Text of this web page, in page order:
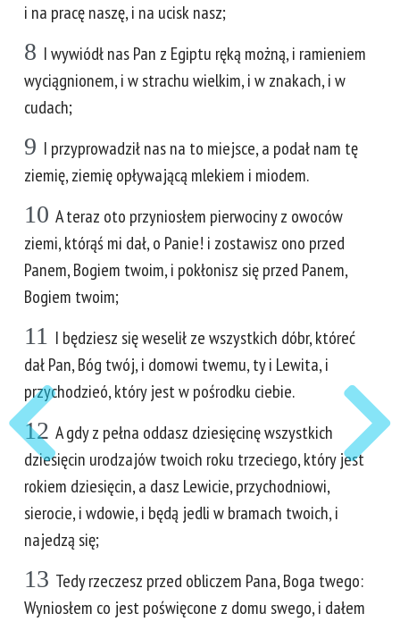
i na pracę naszę, i na ucisk nasz;
8 I wywiódł nas Pan z Egiptu ręką możną, i ramieniem
wyciągnionem, i w strachu wielkim, i w znakach, i w
cudach;
9 I przyprowadził nas na to miejsce, a podał nam tę
ziemię, ziemię opływającą mlekiem i miodem.
10 A teraz oto przyniosłem pierwociny z owoców
ziemi, którąś mi dał, o Panie! i zostawisz ono przed
Panem, Bogiem twoim, i pokłonisz się przed Panem,
Bogiem twoim;
11 I będziesz się weselił ze wszystkich dóbr, któreć
dał Pan, Bóg twój, i domowi twemu, ty i Lewita, i
przychodzieó, który jest w pośrodku ciebie.
12 A gdy z pełna oddasz dziesięcinę wszystkich
dziesięcin urodzajów twoich roku trzeciego, który jest
rokiem dziesięcin, a dasz Lewicie, przychodniowi,
sierocie, i wdowie, i będą jedli w bramach twoich, i
najedzą się;
13 Tedy rzeczesz przed obliczem Pana, Boga twego:
Wyniosłem co jest poświęcone z domu swego, i dałem